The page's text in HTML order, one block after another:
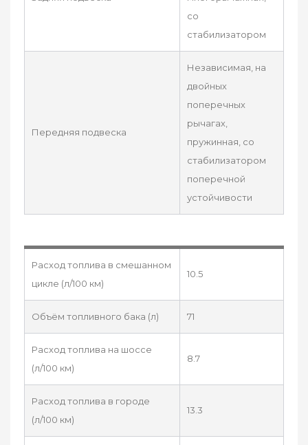
со
стабилизатором
Передняя подвеска
Независимая, на
двойных
поперечных
рычагах,
пружинная, со
стабилизатором
поперечной
устойчивости
Расход топлива в смешанном
цикле (л/100 км)
10.5
Объём топливного бака (л) 71
Расход топлива на шоссе
(л/100 км)
8.7
Расход топлива в городе
(л/100 км)
13.3